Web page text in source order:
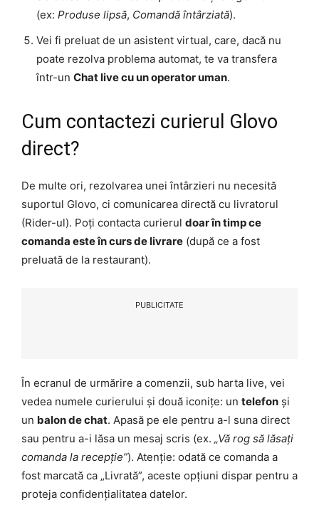
(ex: Produse lipsă, Comandă întârziată).
Vei fi preluat de un asistent virtual, care, dacă nu
poate rezolva problema automat, te va transfera
într-un Chat live cu un operator uman.
Cum contactezi curierul Glovo
direct?
De multe ori, rezolvarea unei întârzieri nu necesită
suportul Glovo, ci comunicarea directă cu livratorul
(Rider-ul). Poți contacta curierul doar în timp ce
comanda este în curs de livrare (după ce a fost
preluată de la restaurant).
PUBLICITATE
În ecranul de urmărire a comenzii, sub harta live, vei
vedea numele curierului și două iconițe: un telefon și
un balon de chat. Apasă pe ele pentru a-l suna direct
sau pentru a-i lăsa un mesaj scris (ex. „Vă rog să lăsați
comanda la recepție”). Atenție: odată ce comanda a
fost marcată ca „Livrată”, aceste opțiuni dispar pentru a
proteja confidențialitatea datelor.